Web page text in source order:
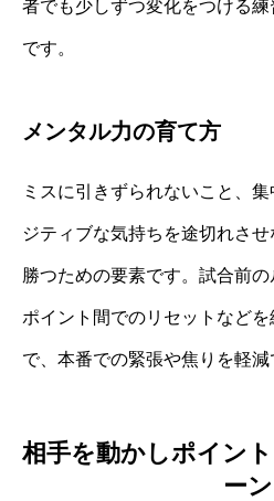
者でも少しずつ変化をつける
です。
メンタル力の育て方
ミスに引きずられないこと、
ジティブな気持ちを途切れさ
勝つための要素です。試合前の
ポイント間でのリセットなど
で、本番での緊張や焦りを軽減
相手を動かしポイン
ーン